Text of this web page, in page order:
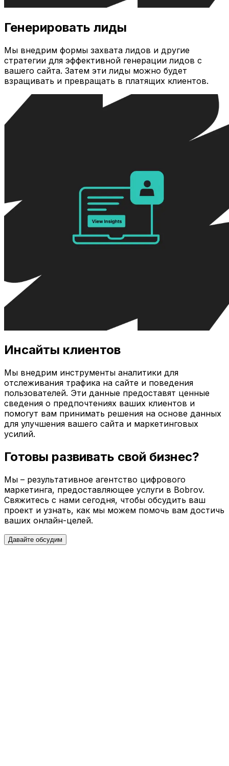
Генерировать лиды
Мы внедрим формы захвата лидов и другие
стратегии для эффективной генерации лидов с
вашего сайта. Затем эти лиды можно будет
взращивать и превращать в платящих клиентов.
Инсайты клиентов
Мы внедрим инструменты аналитики для
отслеживания трафика на сайте и поведения
пользователей. Эти данные предоставят ценные
сведения о предпочтениях ваших клиентов и
помогут вам принимать решения на основе данных
для улучшения вашего сайта и маркетинговых
усилий.
Готовы развивать свой бизнес?
Мы – результативное агентство цифрового
маркетинга, предоставляющее услуги в Bobrov.
Свяжитесь с нами сегодня, чтобы обсудить ваш
проект и узнать, как мы можем помочь вам достичь
ваших онлайн-целей.
Давайте обсудим